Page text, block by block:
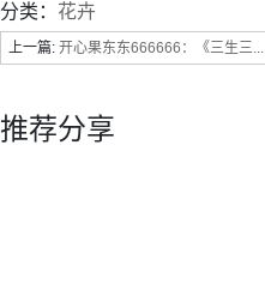
分类： 花卉
上一篇: 开心果东东666666：《三生三...
推荐分享